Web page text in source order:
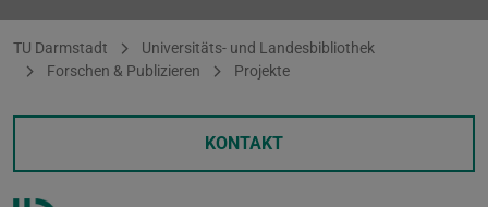
Sie befinden sich hier:
TU Darmstadt
Universitäts- und Landesbibliothek
Forschen & Publizieren
Projekte
KONTAKT